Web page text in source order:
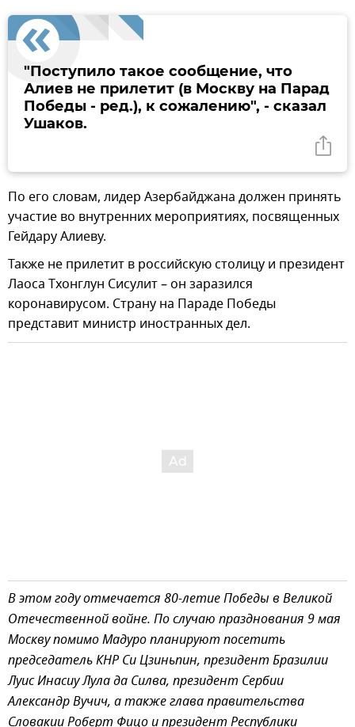
"Поступило такое сообщение, что
Алиев не прилетит (в Москву на Парад
Победы - ред.), к сожалению", - сказал
Ушаков.
По его словам, лидер Азербайджана должен принять
участие во внутренних мероприятиях, посвященных
Гейдару Алиеву.
Также не прилетит в российскую столицу и президент
Лаоса Тхонглун Сисулит – он заразился
коронавирусом. Страну на Параде Победы
представит министр иностранных дел.
В этом году отмечается 80-летие Победы в Великой
Отечественной войне. По случаю празднования 9 мая
Москву помимо Мадуро планируют посетить
председатель КНР Си Цзиньпин, президент Бразилии
Луис Инасиу Лула да Силва, президент Сербии
Александр Вучич, а также глава правительства